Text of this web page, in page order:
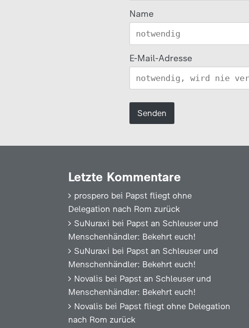
Name
E-Mail-Adresse
Letzte Kommentare
prospero bei Papst fliegt ohne
Delegation nach Rom zurück
SuNuraxi bei Papst an Schleuser und
Menschenhändler: Bekehrt euch!
SuNuraxi bei Papst an Schleuser und
Menschenhändler: Bekehrt euch!
Novalis bei Papst an Schleuser und
Menschenhändler: Bekehrt euch!
Novalis bei Papst fliegt ohne Delegation
nach Rom zurück